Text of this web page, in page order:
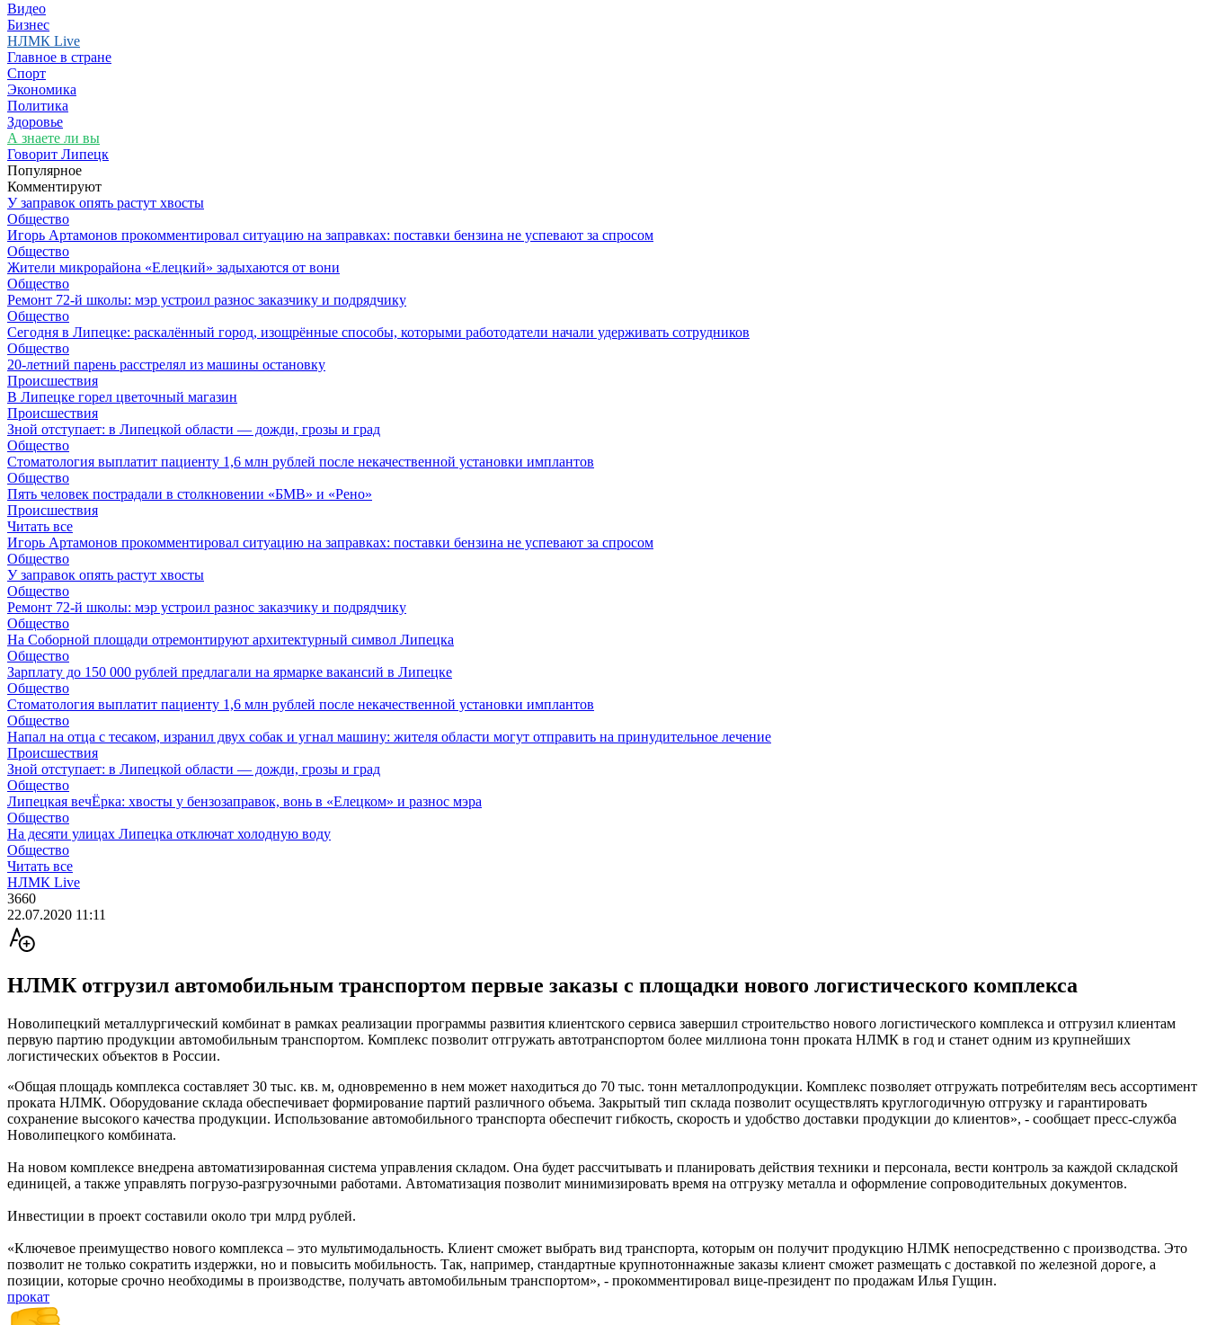
Видео
Бизнес
НЛМК Live
Главное в стране
Спорт
Экономика
Политика
Здоровье
А знаете ли вы
Говорит Липецк
Популярное
Комментируют
У заправок опять растут хвосты
Общество
Игорь Артамонов прокомментировал ситуацию на заправках: поставки бензина не успевают за спросом
Общество
Жители микрорайона «Елецкий» задыхаются от вони
Общество
Ремонт 72‑й школы: мэр устроил разнос заказчику и подрядчику
Общество
Сегодня в Липецке: раскалённый город, изощрённые способы, которыми работодатели начали удерживать сотрудников
Общество
20-летний парень расстрелял из машины остановку
Происшествия
В Липецке горел цветочный магазин
Происшествия
Зной отступает: в Липецкой области — дожди, грозы и град
Общество
Стоматология выплатит пациенту 1,6 млн рублей после некачественной установки имплантов
Общество
Пять человек пострадали в столкновении «БМВ» и «Рено»
Происшествия
Читать все
Игорь Артамонов прокомментировал ситуацию на заправках: поставки бензина не успевают за спросом
Общество
У заправок опять растут хвосты
Общество
Ремонт 72‑й школы: мэр устроил разнос заказчику и подрядчику
Общество
На Соборной площади отремонтируют архитектурный символ Липецка
Общество
Зарплату до 150 000 рублей предлагали на ярмарке вакансий в Липецке
Общество
Стоматология выплатит пациенту 1,6 млн рублей после некачественной установки имплантов
Общество
Напал на отца с тесаком, изранил двух собак и угнал машину: жителя области могут отправить на принудительное лечение
Происшествия
Зной отступает: в Липецкой области — дожди, грозы и град
Общество
Липецкая вечЁрка: хвосты у бензозаправок, вонь в «Елецком» и разнос мэра
Общество
На десяти улицах Липецка отключат холодную воду
Общество
Читать все
НЛМК Live
3660
22.07.2020 11:11
НЛМК отгрузил автомобильным транспортом первые заказы с площадки нового логистического комплекса
Новолипецкий металлургический комбинат в рамках реализации программы развития клиентского сервиса завершил строительство нового логистического комплекса и отгрузил клиентам
первую партию продукции автомобильным транспортом. Комплекс позволит отгружать автотранспортом более миллиона тонн проката НЛМК в год и станет одним из крупнейших
логистических объектов в России.
«Общая площадь комплекса составляет 30 тыс. кв. м, одновременно в нем может находиться до 70 тыс. тонн металлопродукции. Комплекс позволяет отгружать потребителям весь ассортимент
проката НЛМК. Оборудование склада обеспечивает формирование партий различного объема. Закрытый тип склада позволит осуществлять круглогодичную отгрузку и гарантировать
сохранение высокого качества продукции. Использование автомобильного транспорта обеспечит гибкость, скорость и удобство доставки продукции до клиентов», - сообщает пресс-служба
Новолипецкого комбината.
На новом комплексе внедрена автоматизированная система управления складом. Она будет рассчитывать и планировать действия техники и персонала, вести контроль за каждой складской
единицей, а также управлять погрузо-разгрузочными работами. Автоматизация позволит минимизировать время на отгрузку металла и оформление сопроводительных документов.
Инвестиции в проект составили около три млрд рублей.
«Ключевое преимущество нового комплекса – это мультимодальность. Клиент сможет выбрать вид транспорта, которым он получит продукцию НЛМК непосредственно с производства. Это
позволит не только сократить издержки, но и повысить мобильность. Так, например, стандартные крупнотоннажные заказы клиент сможет размещать с доставкой по железной дороге, а
позиции, которые срочно необходимы в производстве, получать автомобильным транспортом», - прокомментировал вице-президент по продажам Илья Гущин.
прокат